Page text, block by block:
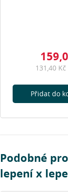
131,40
Přidat do
Podobné
lepení x